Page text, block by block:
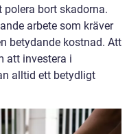
bort skadorna.
arbete som kräver
betydande kostnad. Att
att investera i
alltid ett betydligt